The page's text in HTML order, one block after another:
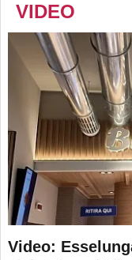
VIDEO
Video: